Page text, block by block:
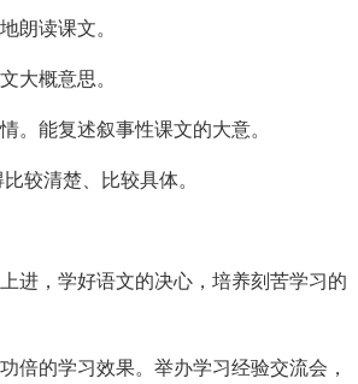
朗读课文。
大概意思。
。能复述叙事性课文的大意。
较清楚、比较具体。
进，学好语文的决心，培养刻苦学习的
倍的学习效果。举办学习经验交流会，